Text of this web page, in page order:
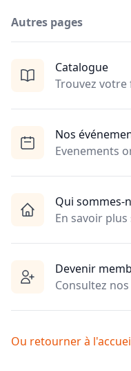
Autres pages
Catalogue
Trouvez
Nos
Evenements
Qui sommes-
En savoir
Devenir
Consultez
Ou retourner à